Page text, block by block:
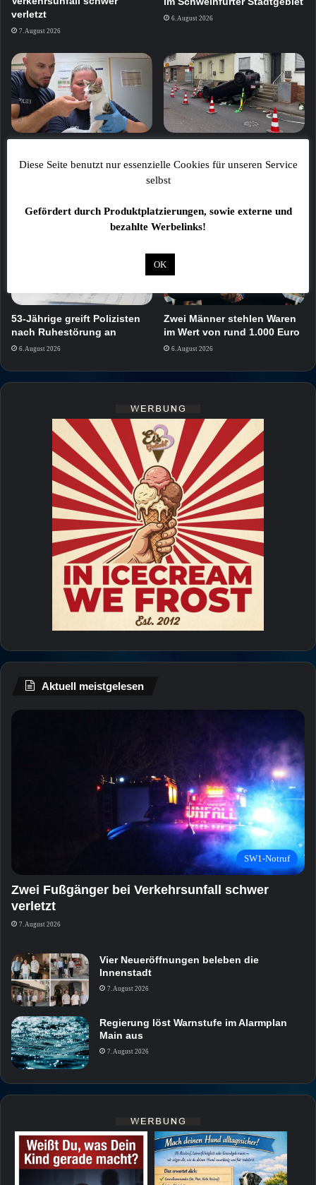
verletzt
7. August 2026
6. August 2026
Bamberger Bahnhof
Schonungen: Pkw
Dach
53-Jährige greift Polizisten
nach Ruhestörung an
6. August 2026
Zwei Männer stehlen Waren
im Wert von rund 1.000 Euro
6. August 2026
Aktuell meistgelesen
SW1-Notruf
Zwei Fußgänger bei Verkehrsunfall schwer
verletzt
7. August 2026
Vier Neueröffnungen beleben die
Innenstadt
7. August 2026
Regierung löst Warnstufe im Alarmplan
Main aus
7. August 2026
Diese Seite benutzt nur essenzielle Cookies für unseren Service
selbst
Gefördert durch Produktplatzierungen, sowie externe und
bezahlte Werbelinks!
OK